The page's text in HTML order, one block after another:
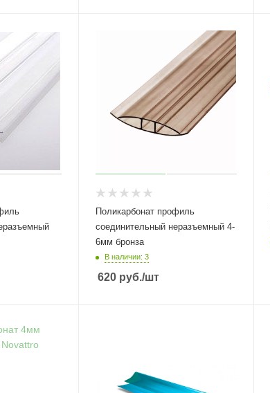
Поликарбонат профиль
соединительный неразъемный 4-
6мм бронза
В наличии: 3
620 руб./шт